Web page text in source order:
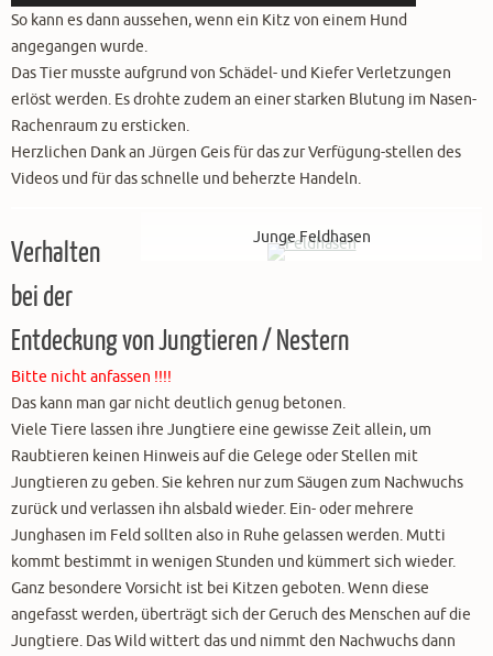
So kann es dann aussehen, wenn ein Kitz von einem Hund
angegangen wurde.
Das Tier musste aufgrund von Schädel- und Kiefer Verletzungen
erlöst werden. Es drohte zudem an einer starken Blutung im Nasen-
Rachenraum zu ersticken.
Herzlichen Dank an Jürgen Geis für das zur Verfügung-stellen des
Videos und für das schnelle und beherzte Handeln.
Junge Feldhasen
Verhalten
bei der
Entdeckung von Jungtieren / Nestern
Bitte nicht anfassen !!!!
Das kann man gar nicht deutlich genug betonen.
Viele Tiere lassen ihre Jungtiere eine gewisse Zeit allein, um
Raubtieren keinen Hinweis auf die Gelege oder Stellen mit
Jungtieren zu geben. Sie kehren nur zum Säugen zum Nachwuchs
zurück und verlassen ihn alsbald wieder. Ein- oder mehrere
Junghasen im Feld sollten also in Ruhe gelassen werden. Mutti
kommt bestimmt in wenigen Stunden und kümmert sich wieder.
Ganz besondere Vorsicht ist bei Kitzen geboten. Wenn diese
angefasst werden, überträgt sich der Geruch des Menschen auf die
Jungtiere. Das Wild wittert das und nimmt den Nachwuchs dann